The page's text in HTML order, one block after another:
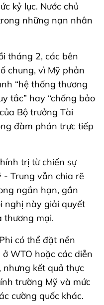
kỷ lục. Nước chủ
những nạn nhân
tháng 2, các bên
chung, vì Mỹ phản
“hệ thống thương
tắc” hay “chống bảo
Bộ trưởng Tài
đàm phán trực tiếp
trị từ chiến sự
- Trung vẫn chia rẽ
ngắn hạn, gần
nghị này giải quyết
thương mại.
có thể đặt nền
WTO hoặc các diễn
kết quả thực
trường Mỹ và mức
cường quốc khác.